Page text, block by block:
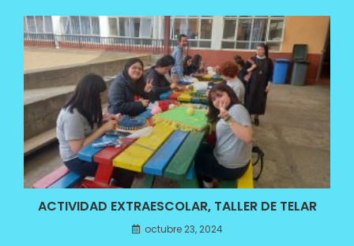
ACTIVIDAD EXTRAESCOLAR, TALLER DE TELAR
octubre 23, 2024